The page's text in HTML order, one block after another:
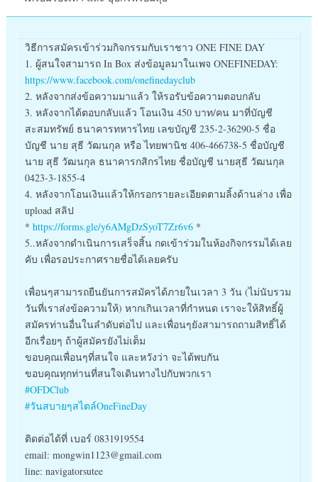
วิธีการสมัครเข้าร่วมกิจกรรมกับเราชาว ONE FINE DAY
1. ผู้สนใจสามารถ In Box ส่งข้อมูลมาในเพจ ONEFINEDAY:
https://www.facebook.com/onefinedayclub
2. หลังจากส่งข้อความมาแล้ว ให้รอรับข้อความตอบกลับ
3. หลังจากได้ตอบกลับแล้ว โอนเงิน 450 บาท/คน มาที่บัญชี
สะสมทรัพย์ ธนาคารทหารไทย เลขบัญชี 235-2-36290-5 ชื่อ
บัญชี นาย สุธี วัฒนกุล หรือ ไทยพานิช 406-466738-5 ชื่อบัญชี
นาย สุธี วัฒนกุล ธนาคารกสิกรไทย ชื่อบัญชี นายสุธี วัฒนกุล
0423-3-1855-4
4. หลังจากโอนเงินแล้วให้กรอกรายละเอียดตามลิ้งด้านล่าง เพื่อ
upload สลิป
* https://forms.gle/y6AMgDzSyoT7Zr6v6*
5..หลังจากดำเนินการเสร็จสิ้น กดเข้าร่วมในห้องกิจกรรมได้เลย
คับ เพื่อรอประกาศรายชื่อได้เลยครับ
เพื่อนๆสามารถยืนยันการสมัครได้ภายในเวลา 3 วัน (ไม่นับรวม
วันที่เราส่งข้อความให้) หากเกินเวลาที่กำหนด เราจะให้สิทธิ์ผู้
สมัครท่านอื่นในลำดับต่อไป และเพื่อนๆยังสามารถถามสิทธิ์ได้
อีกเรื่อยๆ ถ้าผู้สมัครยังไม่เต็ม
ขอบคุณเพื่อนๆที่สนใจ และหวังว่า จะได้พบกัน
ขอบคุณทุกท่านที่สนใจเดินทางไปกับพวกเรา
#OFDClub
#วันสบายๆสไตล์OneFineDay
ติดต่อได้ที่ เบอร์ 0831919554
email: mongwin1123@gmail.com
line: navigatorsutee